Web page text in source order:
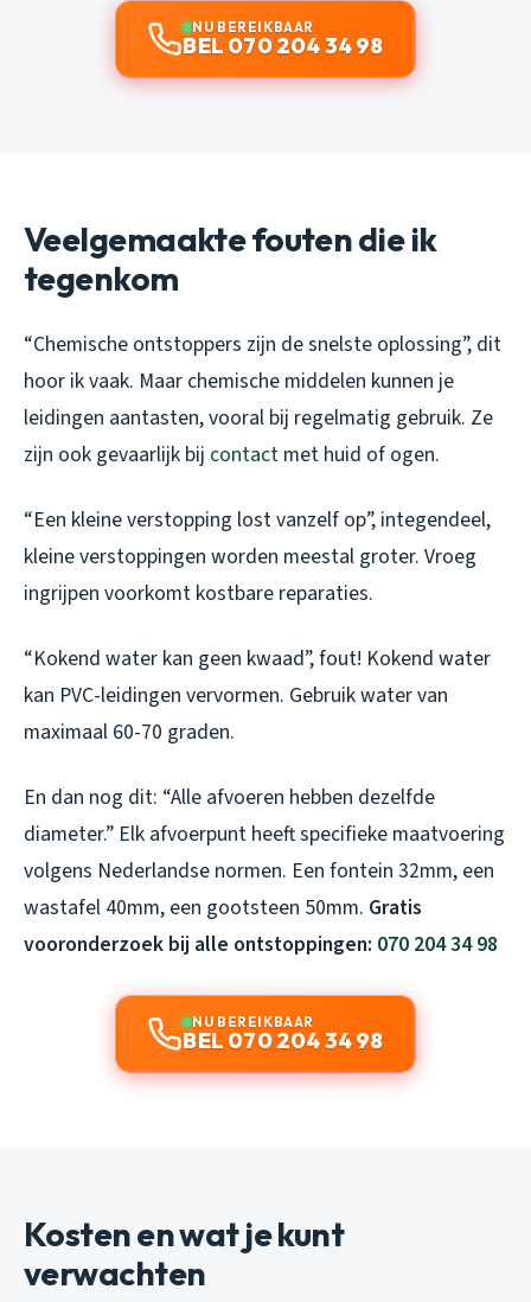
NU BEREIKBAAR
BEL 070 204 34 98
Veelgemaakte fouten die ik
tegenkom
“Chemische ontstoppers zijn de snelste oplossing”, dit
hoor ik vaak. Maar chemische middelen kunnen je
leidingen aantasten, vooral bij regelmatig gebruik. Ze
zijn ook gevaarlijk bij contact met huid of ogen.
“Een kleine verstopping lost vanzelf op”, integendeel,
kleine verstoppingen worden meestal groter. Vroeg
ingrijpen voorkomt kostbare reparaties.
“Kokend water kan geen kwaad”, fout! Kokend water
kan PVC-leidingen vervormen. Gebruik water van
maximaal 60-70 graden.
En dan nog dit: “Alle afvoeren hebben dezelfde
diameter.” Elk afvoerpunt heeft specifieke maatvoering
volgens Nederlandse normen. Een fontein 32mm, een
wastafel 40mm, een gootsteen 50mm. Gratis
vooronderzoek bij alle ontstoppingen: 070 204 34 98
NU BEREIKBAAR
BEL 070 204 34 98
Kosten en wat je kunt
verwachten